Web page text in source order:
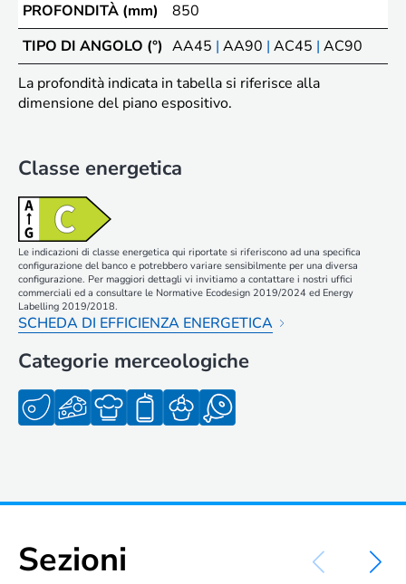
PROFONDITÀ (mm)
850
TIPO DI ANGOLO (°) AA45 | AA90 | AC45 | AC90
La profondità indicata in tabella si riferisce alla
dimensione del piano espositivo.
Classe energetica
Le indicazioni di classe energetica qui riportate si riferiscono ad una specifica
configurazione del banco e potrebbero variare sensibilmente per una diversa
configurazione. Per maggiori dettagli vi invitiamo a contattare i nostri uffici
commerciali ed a consultare le Normative Ecodesign 2019/2024 ed Energy
Labelling 2019/2018.
SCHEDA DI EFFICIENZA ENERGETICA
Categorie merceologiche
Sezioni